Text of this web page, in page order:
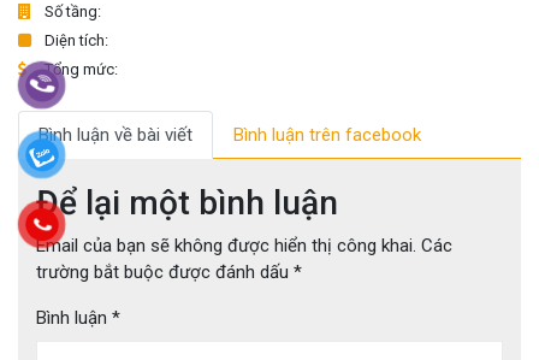
Số tầng:
Diện tích:
Tổng mức:
Bình luận về bài viết Bình luận trên facebook
Để lại một bình luận
Email của bạn sẽ không được hiển thị công khai. Các
trường bắt buộc được đánh dấu *
Bình luận *